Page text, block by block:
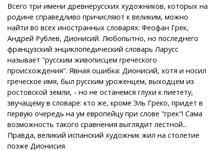
Всего три имени древнерусских художников, которых на
родине справедливо причисляют к великим, можно
найти во всех иностранных словарях: Феофан Грек,
Андрей Рублев, Дионисий. Любопытно, но последнего
французский энциклопедический словарь Ларусс
называет "русским живописцем греческого
происхождения". Явная ошибка: Дионисий, хотя и носил
греческое имя, был русским уроженцем, выходцем из
ростовской земли, - но не останемся глухи к пиетету,
звучащему в словаре: кто же, кроме Эль Греко, придет в
первую очередь на ум европейцу при слове "грек"! Сама
возможность такого сравнения выглядит лестной...
Правда, великий испанский художник жил на столетие
позже Дионисия.